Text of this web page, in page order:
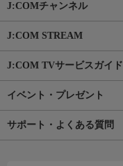
J:COMチャンネル
J:COM STREAM
J:COM TVサービスガイド
イベント・プレゼント
サポート・よくある質問